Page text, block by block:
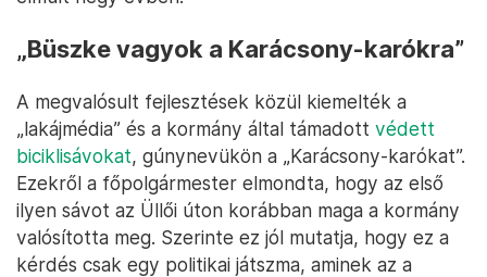
„Büszke vagyok a Karácsony-karókra”
A megvalósult fejlesztések közül kiemelték a
„lakájmédia” és a kormány által támadott védett
biciklisávokat, gúnynevükön a „Karácsony-karókat”.
Ezekről a főpolgármester elmondta, hogy az első
ilyen sávot az Üllői úton korábban maga a kormány
valósította meg. Szerinte ez jól mutatja, hogy ez a
kérdés csak egy politikai játszma, aminek az a